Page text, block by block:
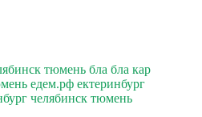
тюмень бла бла кар
едем.рф ектеринбург
челябинск тюмень